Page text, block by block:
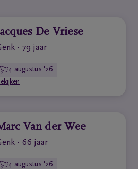
De Vriese
- 79 jaar
4 augustus '26
Van der Wee
- 66 jaar
4 augustus '26